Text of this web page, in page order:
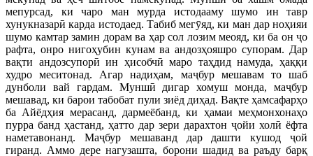
мепурсад, ки чаро ман мурда истодааму шумо ин тавр
хунукназарӣ карда истодаед. Табиб мегӯяд, ки ман дар ноҳияи
шумо камтар замин дорам ва ҳар сол лозим меояд, ки ба он ҷо
рафта, онро нигоҳубин кунам ва андозҳояшро супорам. Дар
вақти андозсупорӣ ин ҳисобчӣ маро таҳдид намуда, ҳаққи
худро меситонад. Агар надиҳам, маҷбур мешавам то шаб
дунболи вай гардам. Муншӣ дигар хомуш монда, маҷбур
мешавад, ки барои табобат пули зиёд диҳад. Вақте ҳамсафарҳо
ба Айёдҳия мерасанд, дармеёбанд, ки ҳамаи меҳмонхонаҳо
пурра банд ҳастанд, ҳатто дар зери дарахтон ҷойи холӣ ёфта
наметавонанд. Маҷбур мешаванд дар дашти кушод ҷой
гиранд. Аммо дере нагузашта, борони шадид ва раъду барқ